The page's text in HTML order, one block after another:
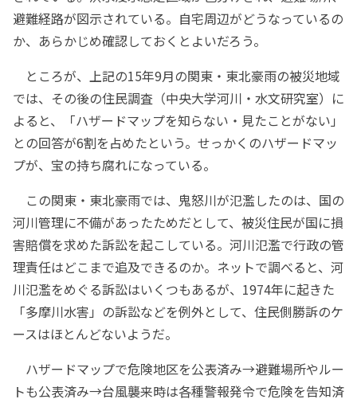
避難経路が図示されている。自宅周辺がどうなっているの
か、あらかじめ確認しておくとよいだろう。
ところが、上記の15年9月の関東・東北豪雨の被災地域
では、その後の住民調査（中央大学河川・水文研究室）に
よると、「ハザードマップを知らない・見たことがない」
との回答が6割を占めたという。せっかくのハザードマッ
プが、宝の持ち腐れになっている。
この関東・東北豪雨では、鬼怒川が氾濫したのは、国の
河川管理に不備があったためだとして、被災住民が国に損
害賠償を求めた訴訟を起こしている。河川氾濫で行政の管
理責任はどこまで追及できるのか。ネットで調べると、河
川氾濫をめぐる訴訟はいくつもあるが、1974年に起きた
「多摩川水害」の訴訟などを例外として、住民側勝訴のケ
ースはほとんどないようだ。
ハザードマップで危険地区を公表済み→避難場所やルー
トも公表済み→台風襲来時は各種警報発令で危険を告知済